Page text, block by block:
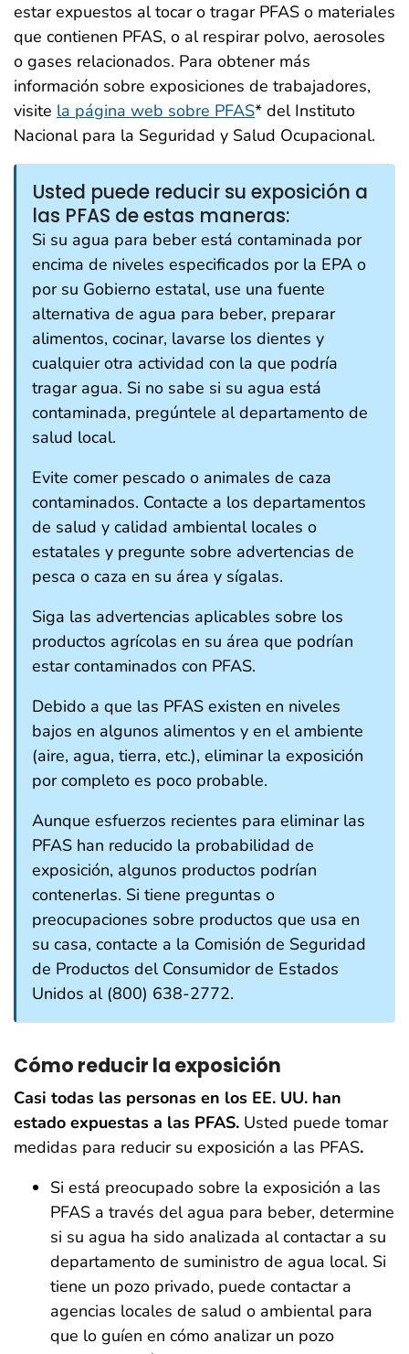
estar expuestos al tocar o tragar PFAS o materiales
que contienen PFAS, o al respirar polvo, aerosoles
o gases relacionados. Para obtener más
información sobre exposiciones de trabajadores,
visite la página web sobre PFAS* del Instituto
Nacional para la Seguridad y Salud Ocupacional.
Usted puede reducir su exposición a
las PFAS de estas maneras:
Si su agua para beber está contaminada por
encima de niveles especificados por la EPA o
por su Gobierno estatal, use una fuente
alternativa de agua para beber, preparar
alimentos, cocinar, lavarse los dientes y
cualquier otra actividad con la que podría
tragar agua. Si no sabe si su agua está
contaminada, pregúntele al departamento de
salud local.
Evite comer pescado o animales de caza
contaminados. Contacte a los departamentos
de salud y calidad ambiental locales o
estatales y pregunte sobre advertencias de
pesca o caza en su área y sígalas.
Siga las advertencias aplicables sobre los
productos agrícolas en su área que podrían
estar contaminados con PFAS.
Debido a que las PFAS existen en niveles
bajos en algunos alimentos y en el ambiente
(aire, agua, tierra, etc.), eliminar la exposición
por completo es poco probable.
Aunque esfuerzos recientes para eliminar las
PFAS han reducido la probabilidad de
exposición, algunos productos podrían
contenerlas. Si tiene preguntas o
preocupaciones sobre productos que usa en
su casa, contacte a la Comisión de Seguridad
de Productos del Consumidor de Estados
Unidos al (800) 638-2772.
Cómo reducir la exposición
Casi todas las personas en los EE. UU. han
estado expuestas a las PFAS. Usted puede tomar
medidas para reducir su exposición a las PFAS.
Si está preocupado sobre la exposición a las
PFAS a través del agua para beber, determine
si su agua ha sido analizada al contactar a su
departamento de suministro de agua local. Si
tiene un pozo privado, puede contactar a
agencias locales de salud o ambiental para
que lo guíen en cómo analizar un pozo